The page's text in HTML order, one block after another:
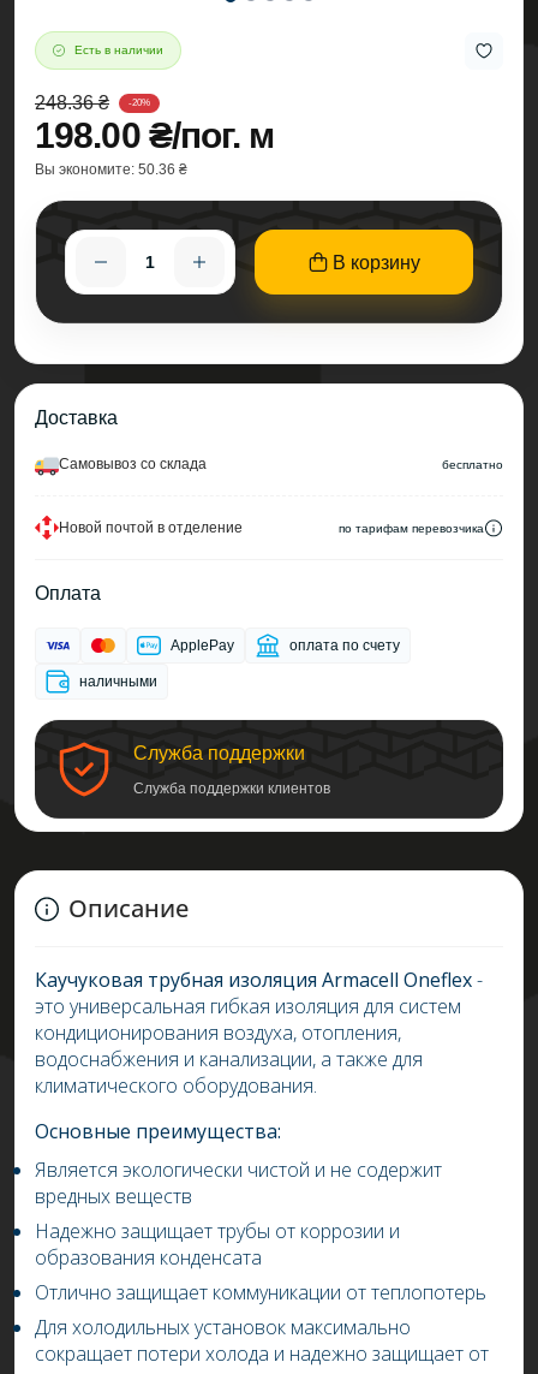
Есть в наличии
248.36 ₴ -20%
198.00 ₴/пог. м
Вы экономите: 50.36 ₴
В корзину
Доставка
Cамовывоз со склада беcплатно
Новой почтой в отделение по тарифам перевозчика
Оплата
ApplePay оплата по счету
наличными
Служба поддержки
Служба поддержки клиентов
Описание
Каучуковая трубная изоляция Armacell Oneflex-
это универсальная гибкая изоляция для систем
кондиционирования воздуха, отопления,
водоснабжения и канализации, а также для
климатического оборудования.
Основные преимущества:
Является экологически чистой и не содержит
вредных веществ
Надежно защищает трубы от коррозии и
образования конденсата
Отлично защищает коммуникации от теплопотерь
Для холодильных установок максимально
сокращает потери холода и надежно защищает от